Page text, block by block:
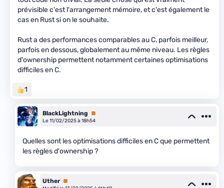
prévisible c'est l'arrangement mémoire, et c'est également le
cas en Rust si on le souhaite.
Rust a des performances comparables au C, parfois meilleur,
parfois en dessous, globalement au même niveau. Les règles
d'ownership permettent notamment certaines optimisations
difficiles en C.
1
BlackLightning
Premium
Le 11/02/2025 à 18h54
Quelles sont les optimisations difficiles en C que permettent
les règles d'ownership ?
Uther Premium